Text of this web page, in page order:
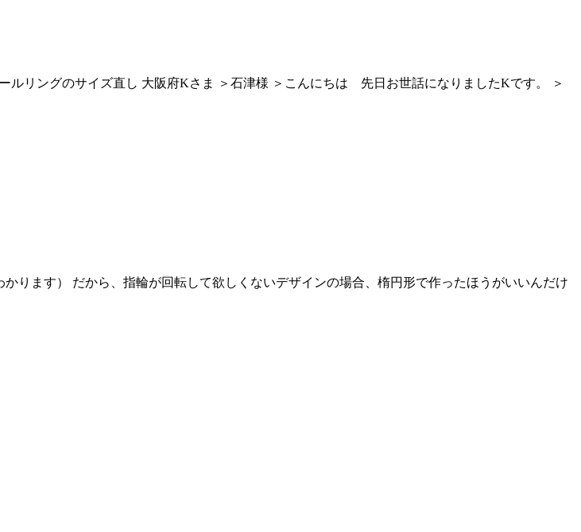
ルリングのサイズ直し 大阪府Kさま ＞石津様 ＞こんにちは 先日お世話になりましたKです。 ＞
ります） だから、指輪が回転して欲しくないデザインの場合、楕円形で作ったほうがいいんだけ